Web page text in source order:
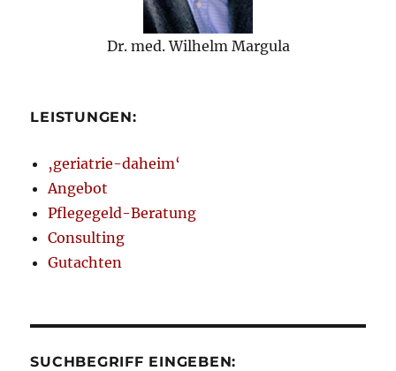
Dr. med. Wilhelm Margula
LEISTUNGEN:
‚geriatrie-daheim‘
Angebot
Pflegegeld-Beratung
Consulting
Gutachten
SUCHBEGRIFF EINGEBEN: